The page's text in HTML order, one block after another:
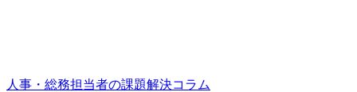
人事・総務担当者の課題解決コラム